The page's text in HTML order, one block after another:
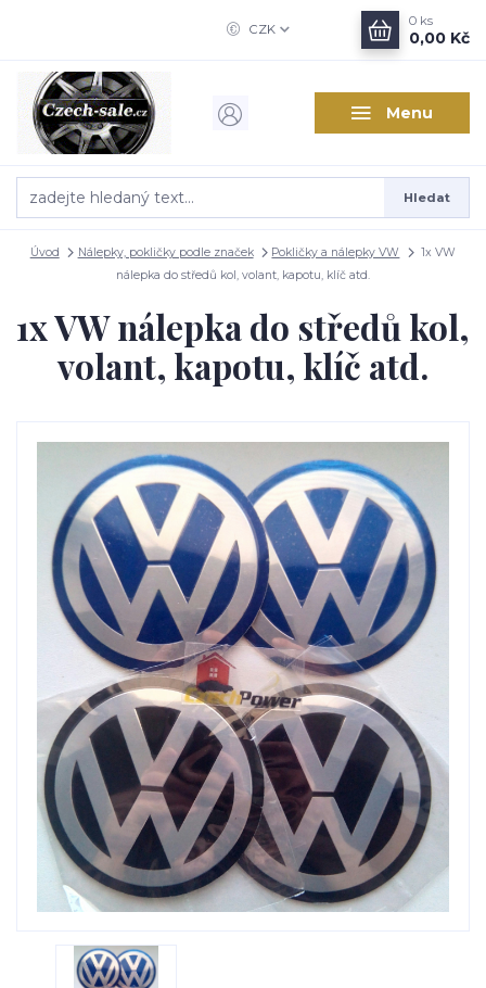
Menu
CZK
Hledat
0 ks
0,00 Kč
Úvod Nálepky, pokličky podle značek Pokličky a nálepky VW
1x VW
nálepka do středů kol, volant, kapotu, klíč atd.
1x VW nálepka do středů kol,
volant, kapotu, klíč atd.